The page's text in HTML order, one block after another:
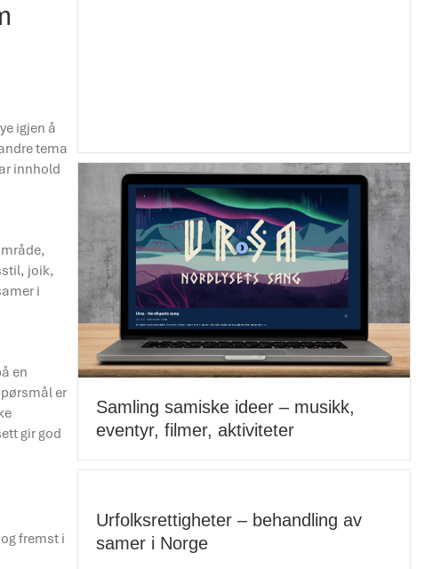
igjen å
tema
innhold
joik,
i
en
er
gir god
fremst i
Samling samiske ideer – musikk,
eventyr, filmer, aktiviteter
Urfolksrettigheter – behandling av
samer i Norge